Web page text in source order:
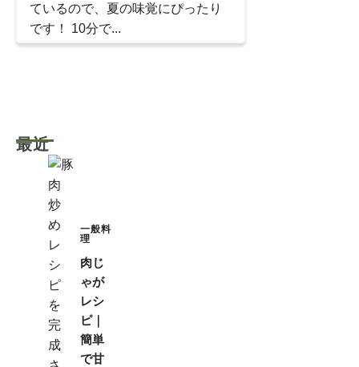
ているので、夏の味覚にぴったり
です！ 10分で...
最近
一般料
理
肉じ
ゃが
レシ
ピ｜
簡単
で甘